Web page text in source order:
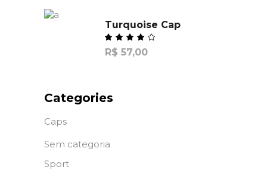
Turquoise Cap
R$ 57,00
Categories
Caps
Sem categoria
Sport